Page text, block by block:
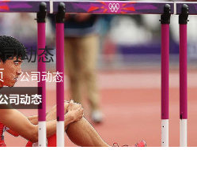
动态
公司动态